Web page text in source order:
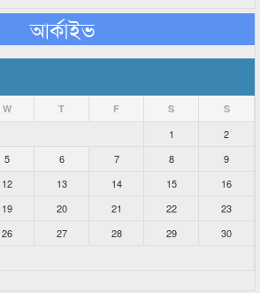
আর্কাইভ
W T F S S
1
2
5 6 7 8
9
12 13 14 15
16
19 20 21 22
23
26 27 28 29
30